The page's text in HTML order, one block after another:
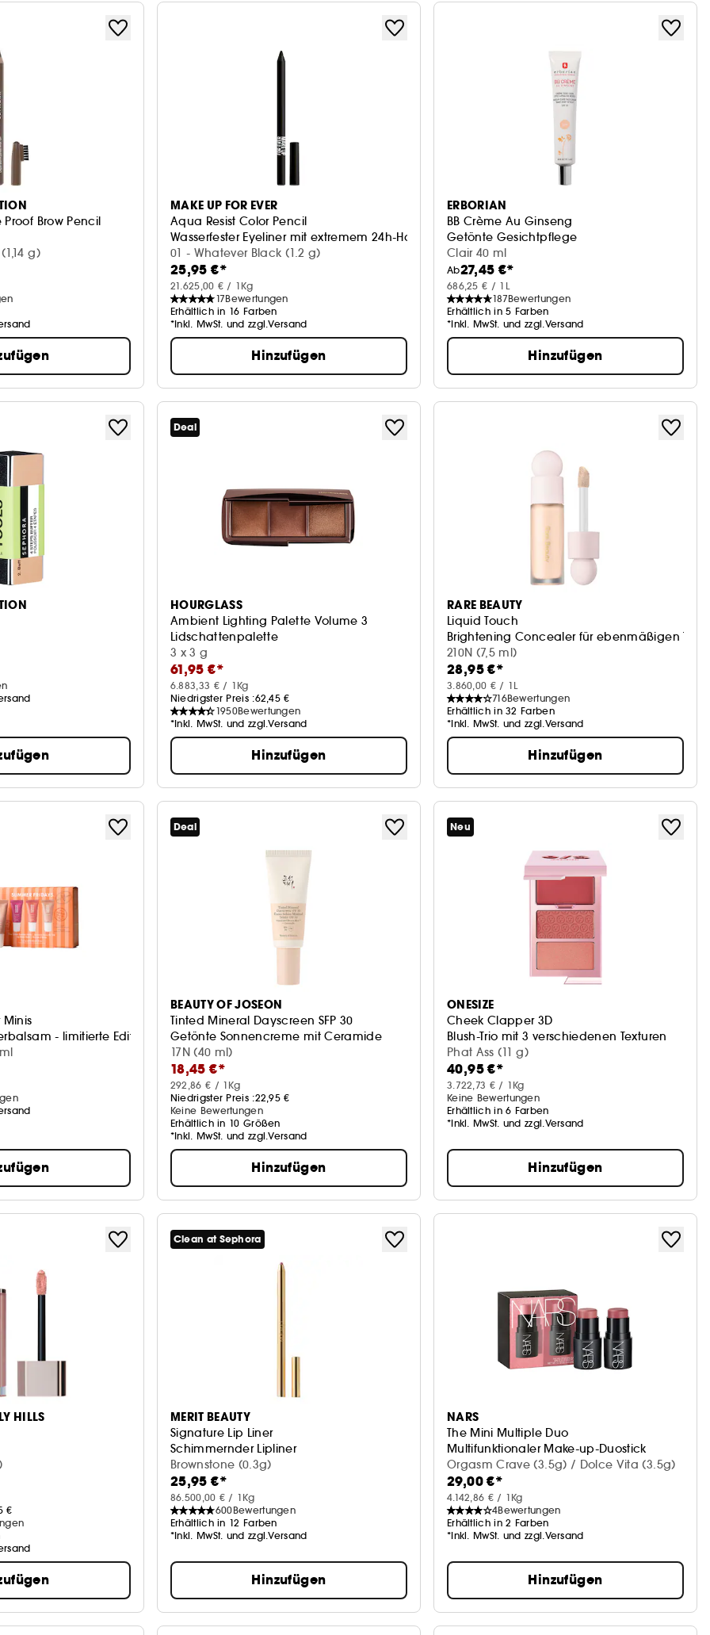
Proof Brow Pencil
g)
MAKE UP FOR EVER
Aqua Resist Color Pencil
Wasserfester Eyeliner mit extremem 24h-Halt*
01 - Whatever Black (1.2 g)
25,95 €*
21.625,00 € / 1Kg
17Bewertungen
Erhältlich in 16 Farben
*Inkl. MwSt. und zzgl.Versand
Hinzufügen
ERBORIAN
BB Crème Au Ginseng
Getönte Gesichtpflege
Clair 40 ml
Ab27,45 €*
686,25 € / 1L
187Bewertungen
Erhältlich in 5 Farben
*Inkl. MwSt. und zzgl.Versand
Hinzufügen
Deal
HOURGLASS
Ambient Lighting Palette Volume 3
Lidschattenpalette
3 x 3 g
61,95 €*
6.883,33 € / 1Kg
Niedrigster Preis :62,45 €
1950Bewertungen
*Inkl. MwSt. und zzgl.Versand
Hinzufügen
RARE BEAUTY
Liquid Touch
Brightening Concealer für ebenmäßigen Teint
210N (7,5 ml)
28,95 €*
3.860,00 € / 1L
716Bewertungen
Erhältlich in 32 Farben
*Inkl. MwSt. und zzgl.Versand
Hinzufügen
Minis
- limitierte Edition
Deal
BEAUTY OF JOSEON
Tinted Mineral Dayscreen SFP 30
Getönte Sonnencreme mit Ceramide
17N (40 ml)
18,45 €*
292,86 € / 1Kg
Niedrigster Preis :22,95 €
Keine Bewertungen
Erhältlich in 10 Größen
*Inkl. MwSt. und zzgl.Versand
Hinzufügen
Neu
ONESIZE
Cheek Clapper 3D
Blush-Trio mit 3 verschiedenen Texturen
Phat Ass (11 g)
40,95 €*
3.722,73 € / 1Kg
Keine Bewertungen
Erhältlich in 6 Farben
*Inkl. MwSt. und zzgl.Versand
Hinzufügen
HILLS
€
Clean at Sephora
MERIT BEAUTY
Signature Lip Liner
Schimmernder Lipliner
Brownstone (0.3g)
25,95 €*
86.500,00 € / 1Kg
600Bewertungen
Erhältlich in 12 Farben
*Inkl. MwSt. und zzgl.Versand
Hinzufügen
NARS
The Mini Multiple Duo
Multifunktionaler Make-up-Duostick
Orgasm Crave (3.5g) / Dolce Vita (3.5g)
29,00 €*
4.142,86 € / 1Kg
4Bewertungen
Erhältlich in 2 Farben
*Inkl. MwSt. und zzgl.Versand
Hinzufügen